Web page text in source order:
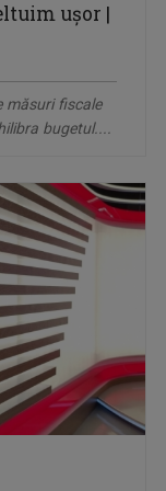
ușor |
măsuri fiscale
bugetul....